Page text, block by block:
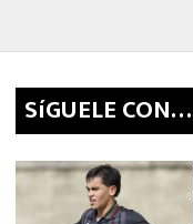
SíGUELE CON…